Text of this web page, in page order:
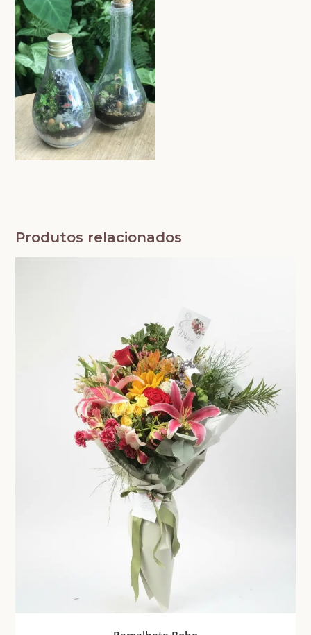
Produtos relacionados